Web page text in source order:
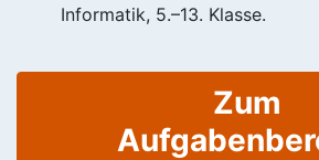
Informatik, 5.–13. Klasse.
Zum